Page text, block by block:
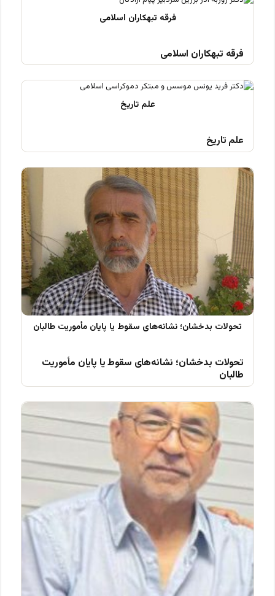
فرقه تبهکاران اسلامی
علم تاریخ
تحولات بدخشان؛ نشانه‌های سقوط یا پایان مأموریت
طالبان